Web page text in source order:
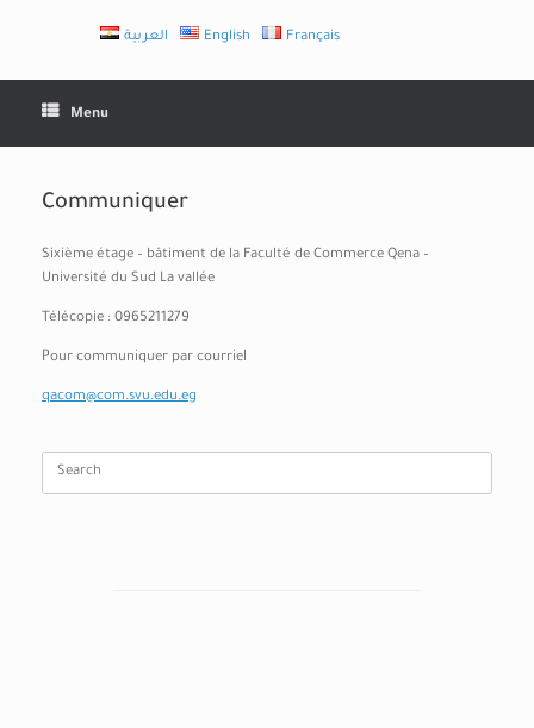
العربية English Français
Menu
Communiquer
Sixième étage – bâtiment de la Faculté de Commerce Qena –
Université du Sud La vallée
Télécopie : 0965211279
Pour communiquer par courriel
qacom@com.svu.edu.eg
Search